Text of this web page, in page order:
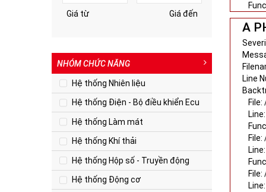
Giá từ
Giá đến
NHÓM CHỨC NĂNG
Hệ thống Nhiên liệu
Hệ thống Điện - Bộ điều khiển Ecu
Hệ thống Làm mát
Hệ thống Khí thải
Hệ thống Hộp số - Truyền động
Hệ thống Động cơ
A
Line